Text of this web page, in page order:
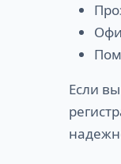
Если